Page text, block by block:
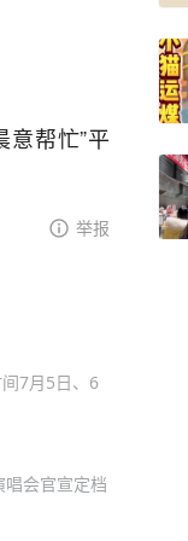
意帮忙”平
举报
7月5日、6
会官宣定档